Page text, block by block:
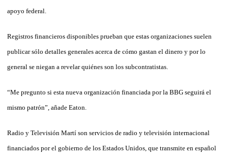
apoyo federal.
Registros financieros disponibles prueban que estas organizaciones suelen
publicar sólo detalles generales acerca de cómo gastan el dinero y por lo
general se niegan a revelar quiénes son los subcontratistas.
“Me pregunto si esta nueva organización financiada por la BBG seguirá el
mismo patrón”, añade Eaton.
Radio y Televisión Martí son servicios de radio y televisión internacional
financiados por el gobierno de los Estados Unidos, que transmite en español